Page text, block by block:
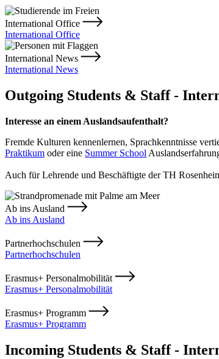
International Office
International Office
International News
International News
Outgoing Students & Staff -
Interesse an einem Auslandsaufenthalt?
Fremde Kulturen kennenlernen, Sprachkenntnisse
Praktikum oder eine Summer School
Auch für Lehrende und Beschäftigte der TH
Ab ins Ausland
Ab ins Ausland
Partnerhochschulen
Partnerhochschulen
Erasmus+ Personalmobilität
Erasmus+ Personalmobilität
Erasmus+ Programm
Erasmus+ Programm
Incoming Students & Staff -